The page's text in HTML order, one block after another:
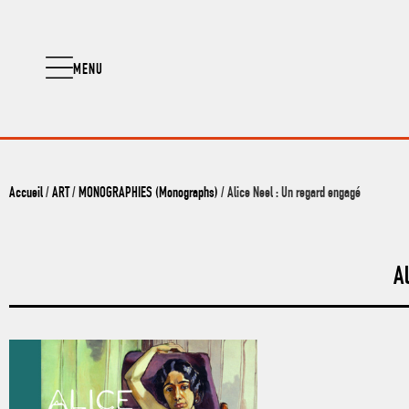
MENU
Accueil/ ART / MONOGRAPHIES (Monographs) / Alice Neel : Un regard engagé